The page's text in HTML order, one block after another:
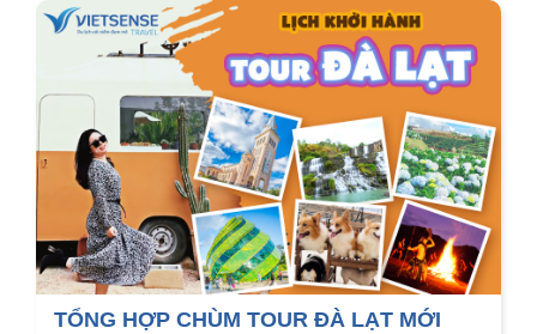
TỔNG HỢP CHÙM TOUR ĐÀ LẠT MỚI